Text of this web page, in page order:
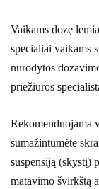
Vaikams dozę
specialiai vaikams
nurodytos
priežiūros
Rekomenduojama
sumažintumėte
suspensiją (skystį)
matavimo švirkštą